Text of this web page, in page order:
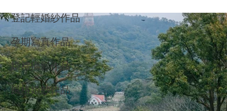
登記輕婚紗作品
孕期寫真作品
婚禮攝影作品
風格婚紗作品